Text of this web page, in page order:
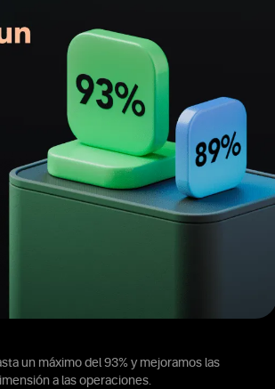
un máximo del 93% y mejoramos las
a las operaciones.